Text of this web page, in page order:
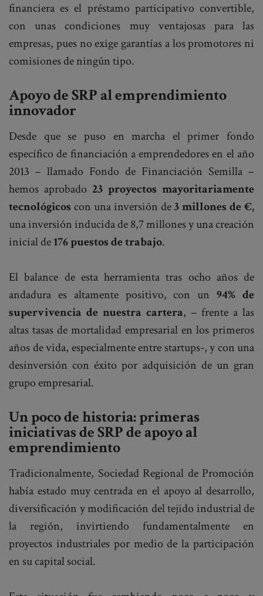
financiera es el préstamo participativo convertible,
con unas condiciones muy ventajosas para las
empresas, pues no exige garantías a los promotores ni
comisiones de ningún tipo.
Apoyo de SRP al emprendimiento
innovador
Desde que se puso en marcha el primer fondo
específico de financiación a emprendedores en el año
2013 – llamado Fondo de Financiación Semilla –
hemos aprobado 23 proyectos mayoritariamente
tecnológicos con una inversión de3 millones de €,
una inversión inducida de 8,7 millones y una creación
inicial de176 puestos de trabajo.
El balance de esta herramienta tras ocho años de
andadura es altamente positivo, con un94% de
supervivencia de nuestra cartera, – frente a las
altas tasas de mortalidad empresarial en los primeros
años de vida, especialmente entre startups-, y con una
desinversión con éxito por adquisición de un gran
grupo empresarial.
Un poco de historia: primeras
iniciativas de SRP de apoyo al
emprendimiento
Tradicionalmente, Sociedad Regional de Promoción
había estado muy centrada en el apoyo al desarrollo,
diversificación y modificación del tejido industrial de
la región, invirtiendo fundamentalmente en
proyectos industriales por medio de la participación
en su capital social.